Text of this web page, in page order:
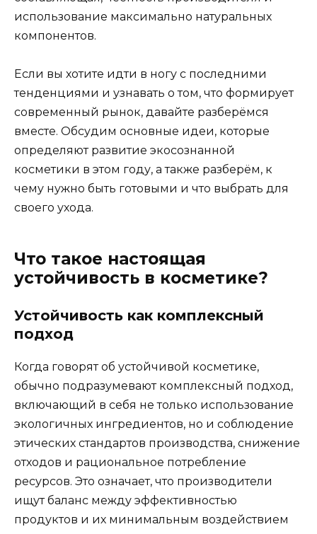
использование максимально натуральных
компонентов.
Если вы хотите идти в ногу с последними
тенденциями и узнавать о том, что формирует
современный рынок, давайте разберёмся
вместе. Обсудим основные идеи, которые
определяют развитие экосознанной
косметики в этом году, а также разберём, к
чему нужно быть готовыми и что выбрать для
своего ухода.
Что такое настоящая
устойчивость в косметике?
Устойчивость как комплексный
подход
Когда говорят об устойчивой косметике,
обычно подразумевают комплексный подход,
включающий в себя не только использование
экологичных ингредиентов, но и соблюдение
этических стандартов производства, снижение
отходов и рациональное потребление
ресурсов. Это означает, что производители
ищут баланс между эффективностью
продуктов и их минимальным воздействием